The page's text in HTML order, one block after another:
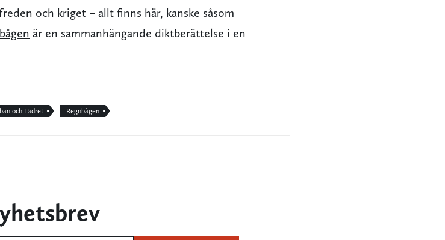
och kriget – allt finns här, kanske såsom
är en sammanhängande diktberättelse i en
och Lädret Regnbågen